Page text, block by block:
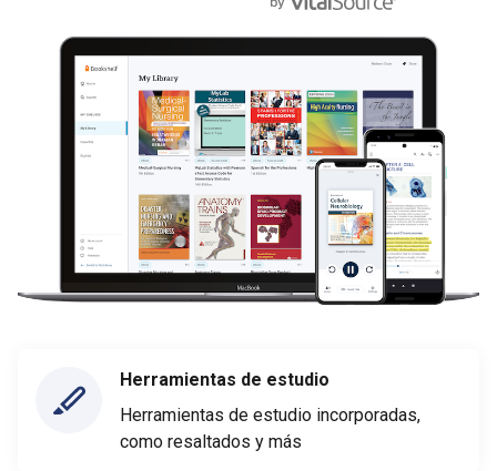
Herramientas de estudio
Herramientas de estudio incorporadas,
como resaltados y más